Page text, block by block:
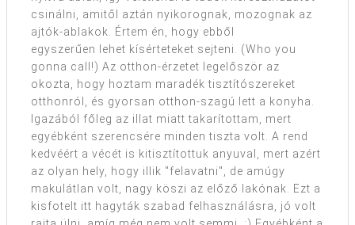
csinálni, amitől aztán nyikorognak, mozognak az
ajtók-ablakok. Értem én, hogy ebből
egyszerűen lehet kísérteteket sejteni. (Who you
gonna call!) Az otthon-érzetet legelőször az
okozta, hogy hoztam maradék tisztítószereket
otthonról, és gyorsan otthon-szagú lett a konyha.
Igazából főleg az illat miatt takarítottam, mert
egyébként szerencsére minden tiszta volt. A rend
kedvéért a vécét is kitisztítottuk anyuval, mert azért
az olyan hely, hogy illik "felavatni", de amúgy
makulátlan volt, nagy köszi az előző lakónak. Ezt a
kisfotelt itt hagyták szabad felhasználásra, jó volt